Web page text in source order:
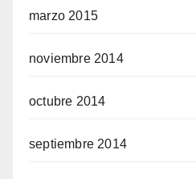
marzo 2015
noviembre 2014
octubre 2014
septiembre 2014